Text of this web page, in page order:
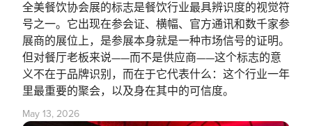
全美餐饮协会展的标志是餐饮行业最具辨识度的视觉符
号之一。它出现在参会证、横幅、官方通讯和数千家参
展商的展位上，是参展本身就是一种市场信号的证明。
但对餐厅老板来说——而不是供应商——这个标志的意
义不在于品牌识别，而在于它代表什么：这个行业一年
里最重要的聚会，以及身在其中的可信度。
May 13, 2026